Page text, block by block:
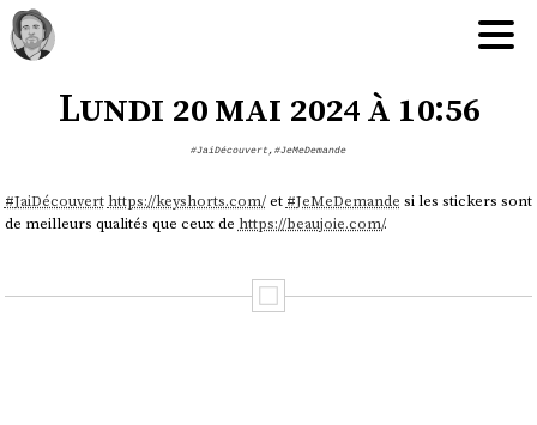
Lundi 20 mai 2024 à 10:56
#JaiDécouvert, #JeMeDemande
#JaiDécouvert https://keyshorts.com/et #JeMeDemande si les stickers sont
de meilleurs qualités que ceux de https://beaujoie.com/.